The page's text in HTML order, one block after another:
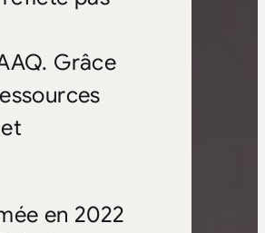
Grâce
en 2022